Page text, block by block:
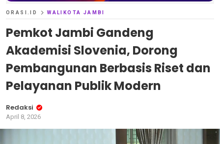
ORASI.ID WALIKOTA JAMBI
Pemkot Jambi Gandeng
Akademisi Slovenia, Dorong
Pembangunan Berbasis Riset dan
Pelayanan Publik Modern
Redaksi
April 8, 2026